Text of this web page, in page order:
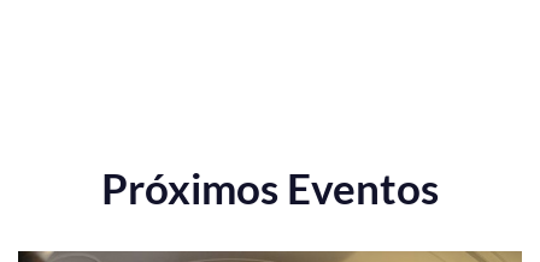
Próximos Eventos